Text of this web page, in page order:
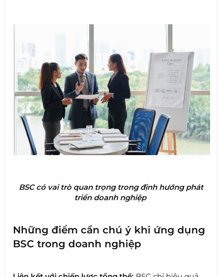
BSC có vai trò quan trọng trong định hướng phát
triển doanh nghiệp
Những điểm cần chú ý khi ứng dụng
BSC trong doanh nghiệp